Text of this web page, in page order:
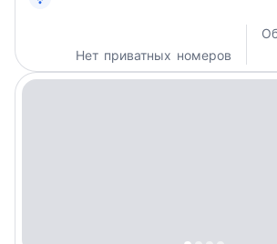
Нет приватных номеров